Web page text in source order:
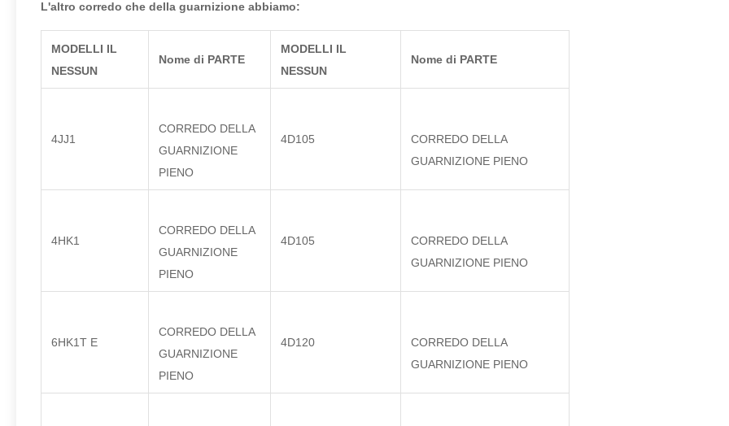
L'altro corredo che della guarnizione abbiamo:
MODELLI IL
NESSUN
Nome di PARTE
MODELLI IL
NESSUN
Nome di PARTE
4JJ1
CORREDO DELLA
GUARNIZIONE
PIENO
4D105
CORREDO DELLA
GUARNIZIONE PIENO
4HK1
CORREDO DELLA
GUARNIZIONE
PIENO
4D105
CORREDO DELLA
GUARNIZIONE PIENO
6HK1T E
CORREDO DELLA
GUARNIZIONE
PIENO
4D120
CORREDO DELLA
GUARNIZIONE PIENO